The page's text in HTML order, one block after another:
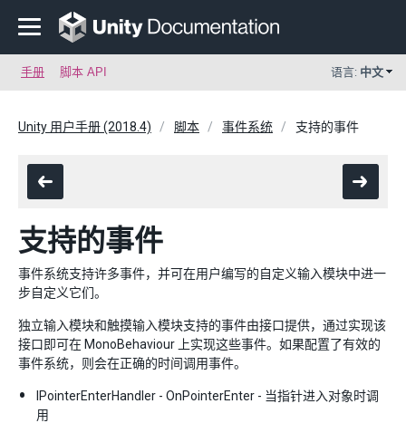
手册 脚本 API 语言: 中文
Unity 用户手册 (2018.4) 脚本 事件系统 支持的事件
支持的事件
事件系统支持许多事件，并可在用户编写的自定义输入模块中进一
步自定义它们。
独立输入模块和触摸输入模块支持的事件由接口提供，通过实现该
接口即可在 MonoBehaviour 上实现这些事件。如果配置了有效的
事件系统，则会在正确的时间调用事件。
IPointerEnterHandler - OnPointerEnter - 当指针进入对象时调
用